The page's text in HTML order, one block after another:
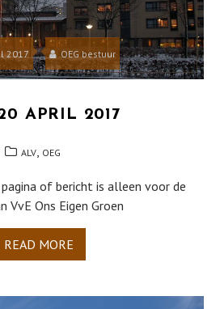
2017 OEG bestuur
APRIL 2017
ALV, OEG
of bericht is alleen voor de
VvE Ons Eigen Groen
READ MORE